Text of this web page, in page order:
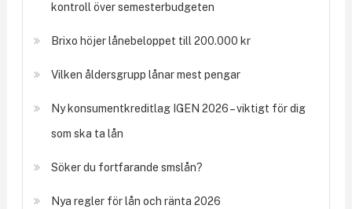
kontroll över semesterbudgeten
Brixo höjer lånebeloppet till 200.000 kr
Vilken åldersgrupp lånar mest pengar
Ny konsumentkreditlag IGEN 2026 – viktigt för dig
som ska ta lån
Söker du fortfarande smslån?
Nya regler för lån och ränta 2026